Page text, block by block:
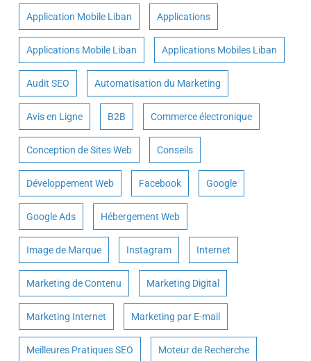
Application Mobile Liban Applications
Applications Mobile Liban Applications Mobiles Liban
Audit SEO Automatisation du Marketing
Avis en Ligne B2B Commerce électronique
Conception de Sites Web Conseils
Développement Web Facebook Google
Google Ads Hébergement Web
Image de Marque Instagram Internet
Marketing de Contenu Marketing Digital
Marketing Internet Marketing par E-mail
Meilleures Pratiques SEO Moteur de Recherche